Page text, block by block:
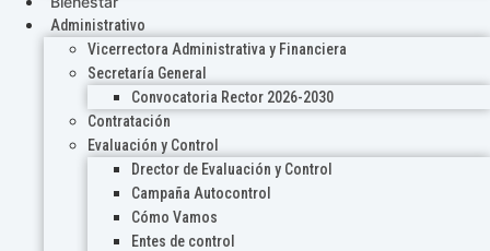
Administrativo
Vicerrectora Administrativa y Financiera
Secretaría General
Convocatoria Rector 2026-2030
Contratación
Evaluación y Control
Drector de Evaluación y Control
Campaña Autocontrol
Cómo Vamos
Entes de control